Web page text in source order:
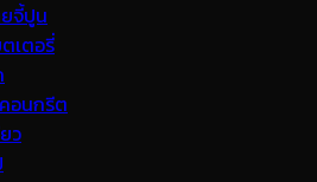
จี้ปูน
เตอรี่
อนกรีต
ว